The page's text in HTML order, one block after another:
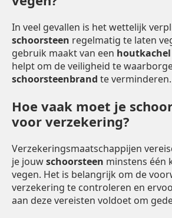
In veel gevallen is het wettelijk
schoorsteen regelmatig te laten
gebruik maakt van een houtkachel
helpt om de veiligheid te
schoorsteenbrand te verminderen.
Hoe vaak moet je
voor verzekering?
Verzekeringsmaatschappijen
je jouwschoorsteen minstens één
vegen. Het is belangrijk om de
verzekering te controleren en
aan deze vereisten voldoet om